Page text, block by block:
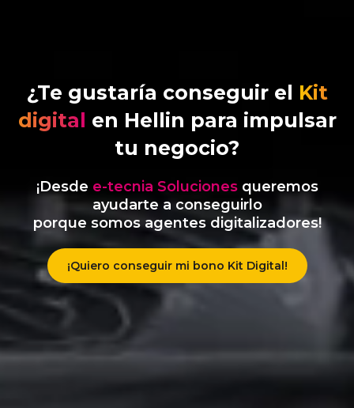
¿Te gustaría conseguir el Kit
digital en Hellin para impulsar
tu negocio?
¡Desde e-tecnia Solucionesqueremos
ayudarte a conseguirlo
porque somos agentes digitalizadores!
¡Quiero conseguir mi bono Kit Digital!